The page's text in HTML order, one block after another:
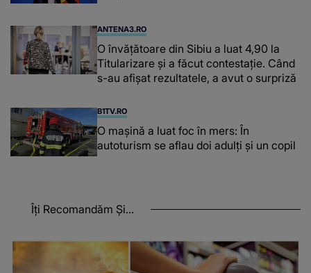
ANTENA3.RO
O învățătoare din Sibiu a luat 4,90 la
Titularizare și a făcut contestație. Când
s-au afișat rezultatele, a avut o surpriză
B1TV.RO
O maşină a luat foc în mers: În
autoturism se aflau doi adulți și un copil
Îți Recomandăm Și...